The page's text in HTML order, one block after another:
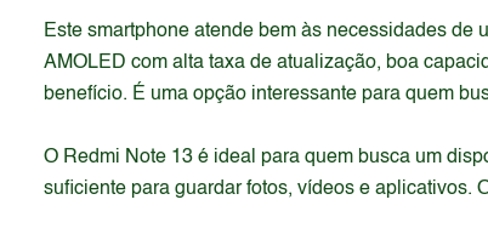
Este smartphone atende bem às necessidades
AMOLED com alta taxa de atualização, boa
benefício. É uma opção interessante para quem
O Redmi Note 13 é ideal para quem busca um
suficiente para guardar fotos, vídeos e aplicativos.